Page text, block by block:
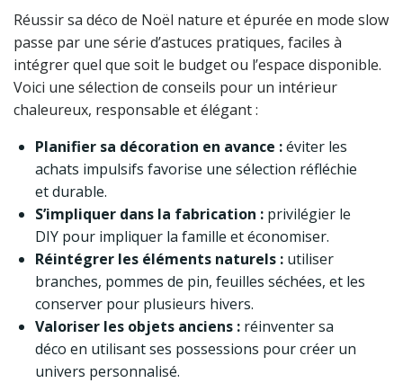
Réussir sa déco de Noël nature et épurée en mode slow
passe par une série d’astuces pratiques, faciles à
intégrer quel que soit le budget ou l’espace disponible.
Voici une sélection de conseils pour un intérieur
chaleureux, responsable et élégant :
Planifier sa décoration en avance :éviter les
achats impulsifs favorise une sélection réfléchie
et durable.
S’impliquer dans la fabrication : privilégier le
DIY pour impliquer la famille et économiser.
Réintégrer les éléments naturels : utiliser
branches, pommes de pin, feuilles séchées, et les
conserver pour plusieurs hivers.
Valoriser les objets anciens : réinventer sa
déco en utilisant ses possessions pour créer un
univers personnalisé.